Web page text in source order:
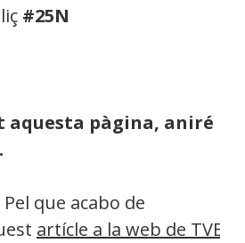
#25N
aquesta pàgina, aniré
Pel que acabo de
artícle a la web de TVE